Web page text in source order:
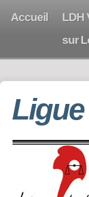
Accueil
LDH
sur
Ligue